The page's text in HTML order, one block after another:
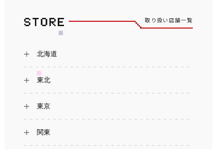
取り扱い店舗一覧
北海道
東北
東京
関東